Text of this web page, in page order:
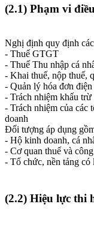
(2.1) Phạm vi
Nghị định quy định
- Thuế GTGT
- Thuế Thu nhập cá
- Khai thuế, nộp thuế,
- Quản lý hóa đơn
- Trách nhiệm khấu
- Trách nhiệm của các
doanh
Đối tượng áp dụng
- Hộ kinh doanh, cá
- Cơ quan thuế và
- Tổ chức, nền tảng có
(2.2) Hiệu lực thi